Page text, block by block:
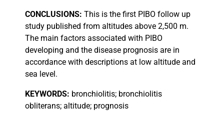
CONCLUSIONS: This is the first PIBO follow up
study published from altitudes above 2,500 m.
The main factors associated with PIBO
developing and the disease prognosis are in
accordance with descriptions at low altitude and
sea level.
KEYWORDS: bronchiolitis; bronchiolitis
obliterans; altitude; prognosis